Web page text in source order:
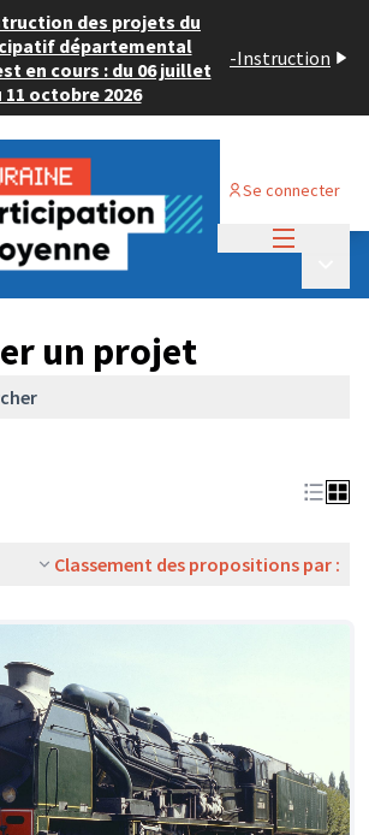
des projets du
départemental
en cours : du 06 juillet
11 octobre 2026
-Instruction
Se connecter
2024
un projet
Classement des propositions par :